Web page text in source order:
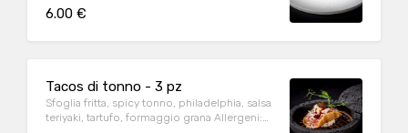
6.00 €
Tacos di tonno - 3 pz
Sfoglia fritta, spicy tonno, philadelphia, salsa
teriyaki, tartufo, formaggio grana Allergeni: